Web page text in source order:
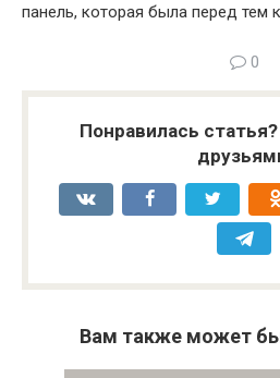
панель, которая была перед тем
0
Понравилась
Вам также может